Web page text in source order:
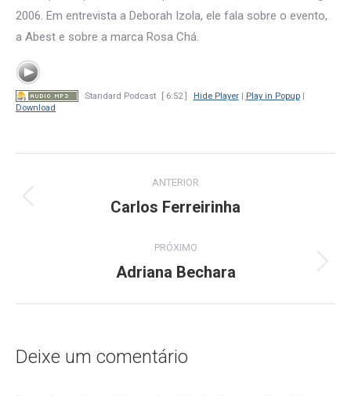
2006. Em entrevista a Deborah Izola, ele fala sobre o evento,
a Abest e sobre a marca Rosa Chá.
Standard Podcast [ 6:52 ] Hide Player| Play in Popup|
Download
de
ANTERIOR
Post
Carlos Ferreirinha
PRÓXIMO
Próximo
Adriana Bechara
Deixe um comentário